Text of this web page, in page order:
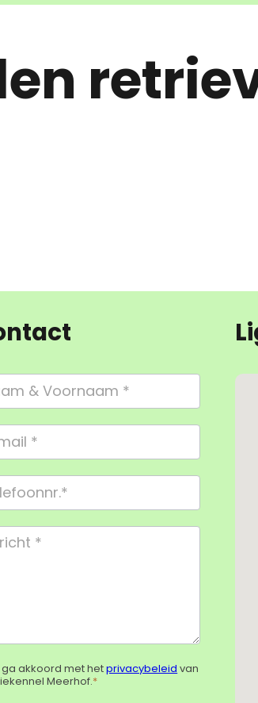
ga akkoord met hetprivacybeleid van
Meerhof.*